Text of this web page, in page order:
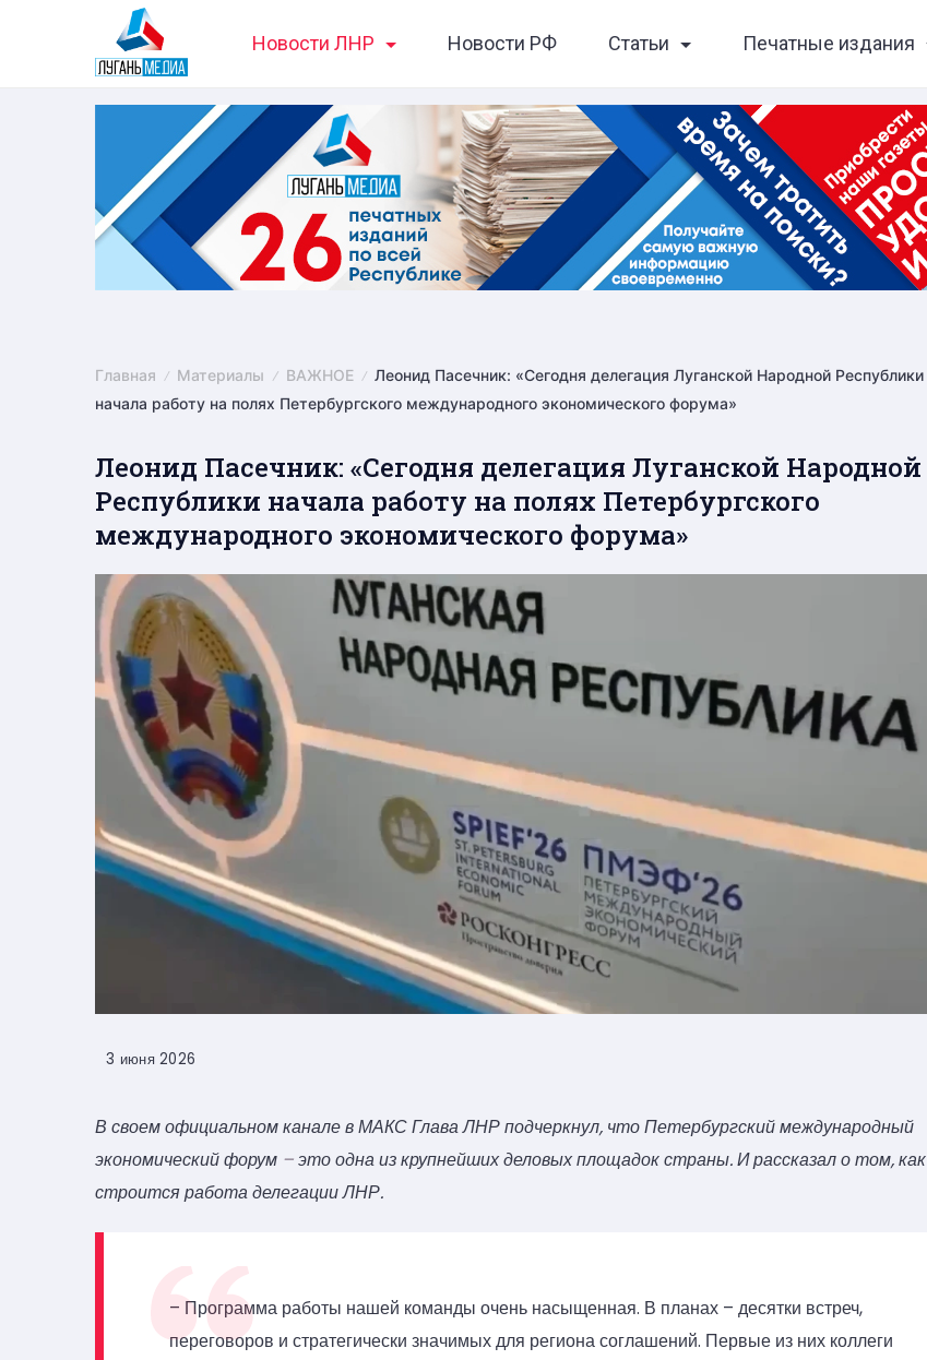
Новости ЛНР Новости РФ Статьи Печатные издания
Главная Материалы ВАЖНОЕ
Леонид Пасечник: «Сегодня делегация Луганской Народной Республики
начала работу на полях Петербургского международного экономического форума»
Леонид Пасечник: «Сегодня делегация Луганской Народной
Республики начала работу на полях Петербургского
международного экономического форума»
3 июня 2026
В своем официальном канале в МАКС Глава ЛНР подчеркнул, что Петербургский международный
экономический форум –это одна из крупнейших деловых площадок страны. И рассказал о том, как
строится работа делегации ЛНР.
– Программа работы нашей команды очень насыщенная. В планах – десятки встреч,
переговоров и стратегически значимых для региона соглашений. Первые из них коллеги